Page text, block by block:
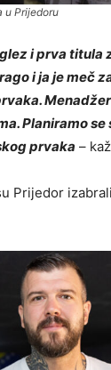
u Prijedoru
i prva titula
i ja je meč
Planiramo
prvaka –
Prijedor